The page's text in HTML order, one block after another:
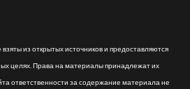
из открытых источников и предоставляются
целях. Права на материалы принадлежат их
ответственности за содержание материала не